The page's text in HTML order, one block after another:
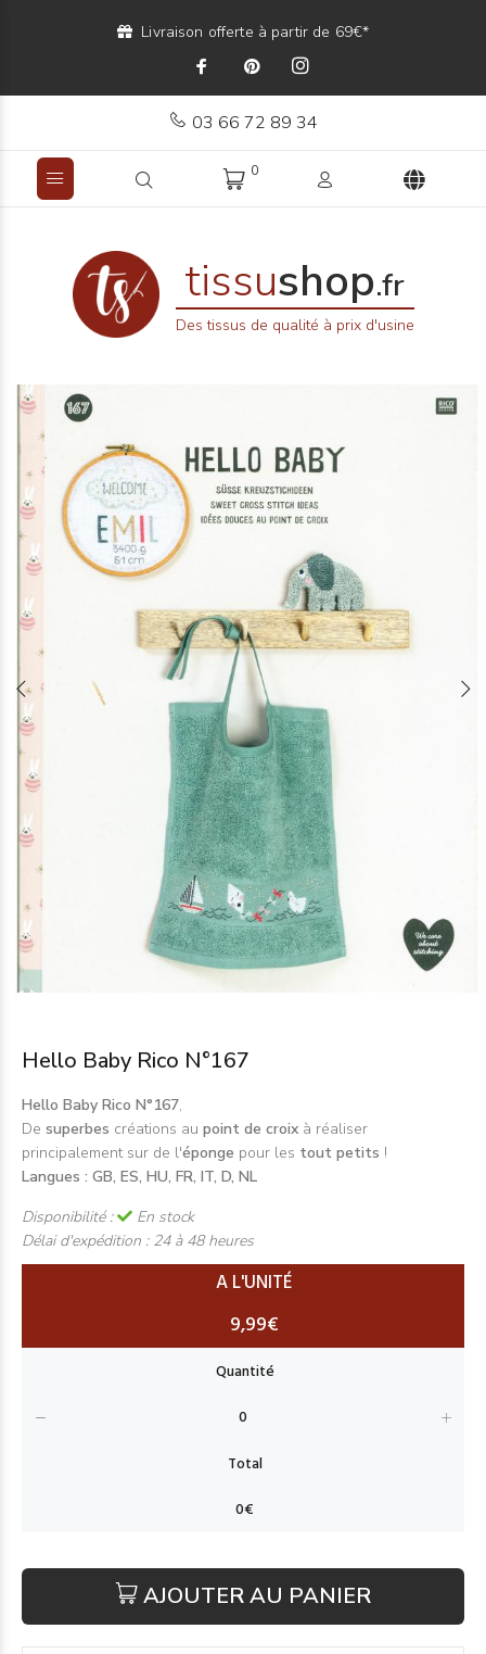
Livraison offerte à partir de 69€*
03 66 72 89 34
0
tissushop.fr
Des tissus de qualité à prix d'usine
Hello Baby Rico N°167
Hello Baby Rico N°167,
De superbes créations au point de croix à réaliser
principalement sur de l'éponge pour les tout petits !
Langues : GB, ES, HU, FR, IT, D, NL
Disponibilité :
En stock
Délai d'expédition : 24 à 48 heures
A L'UNITÉ
9,99€
AJOUTER AU PANIER